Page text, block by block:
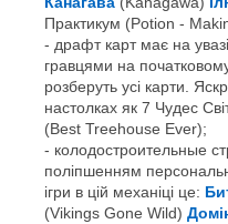
Практикум (Potion -
драфт карт має на
гравцями на
розберуть усі карти.
настолках як 7 Чудес
(Best Treehouse Ever);
колодостроительные
поліпшенням
ігри в цій механіці це:
(Vikings Gone Wild)